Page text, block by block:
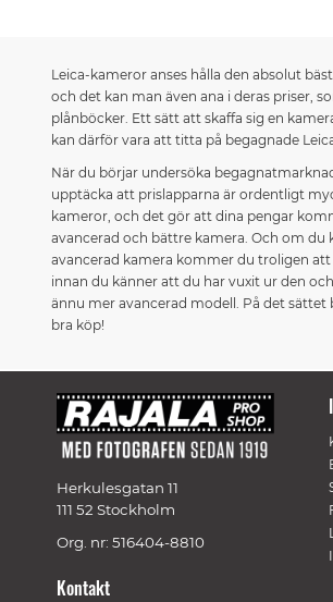
Leica-kameror anses hålla den absolut
och det kan man även ana i deras priser,
plånböcker. Ett sätt att skaffa sig en
kan därför vara att titta på begagnade
När du börjar undersöka
upptäcka att prislapparna är ordentligt
kameror, och det gör att dina pengar
avancerad och bättre kamera. Och om du
avancerad kamera kommer du troligen
innan du känner att du har vuxit ur den
ännu mer avancerad modell. På det sättet
bra köp!
Herkulesgatan 11
111 52 Stockholm
Org. nr: 516404-8810
Kontakt